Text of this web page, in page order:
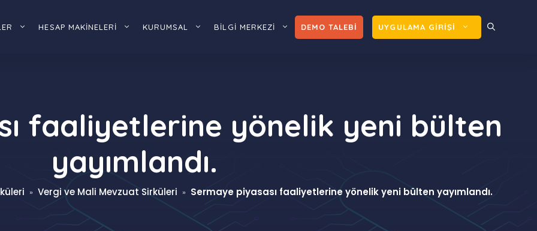
HESAP MAKİNELERİ KURUMSAL BİLGİ MERKEZİ DEMO TALEBİ UYGULAMA GİRİŞİ
faaliyetlerine yönelik yeni bülten
yayımlandı.
» Vergi ve Mali Mevzuat Sirküleri » Sermaye piyasası faaliyetlerine yönelik yeni bülten yayımlandı.